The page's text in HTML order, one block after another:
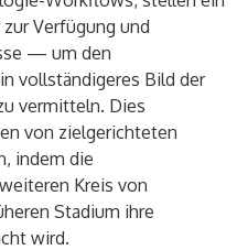
Verfügung und
— um den
vollständigeres Bild der
vermitteln. Dies
von zielgerichteten
indem die
Kreis von
Stadium ihre
wird.